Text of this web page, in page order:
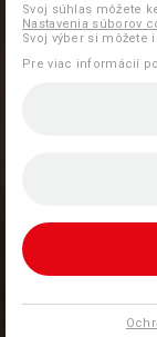
Svoj súhlas môžete
Nastavenia súborov
Svoj výber si môžete
Pre viac informácií